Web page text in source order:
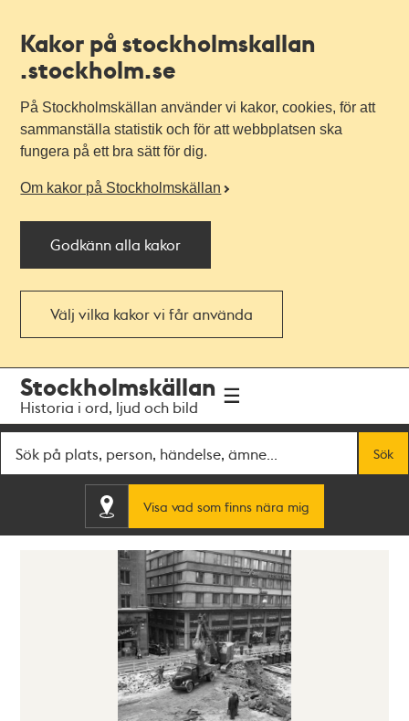
Kakor på stockholmskallan
.stockholm.se
På Stockholmskällan använder vi kakor, cookies, för att
sammanställa statistik och för att webbplatsen ska
fungera på ett bra sätt för dig.
Om kakor på Stockholmskällan
Godkänn alla kakor
Välj vilka kakor vi får använda
navigationen
huvudinnehållet
Stockholmskällan
Historia i ord, ljud och bild
Sök
Visa vad som finns nära mig